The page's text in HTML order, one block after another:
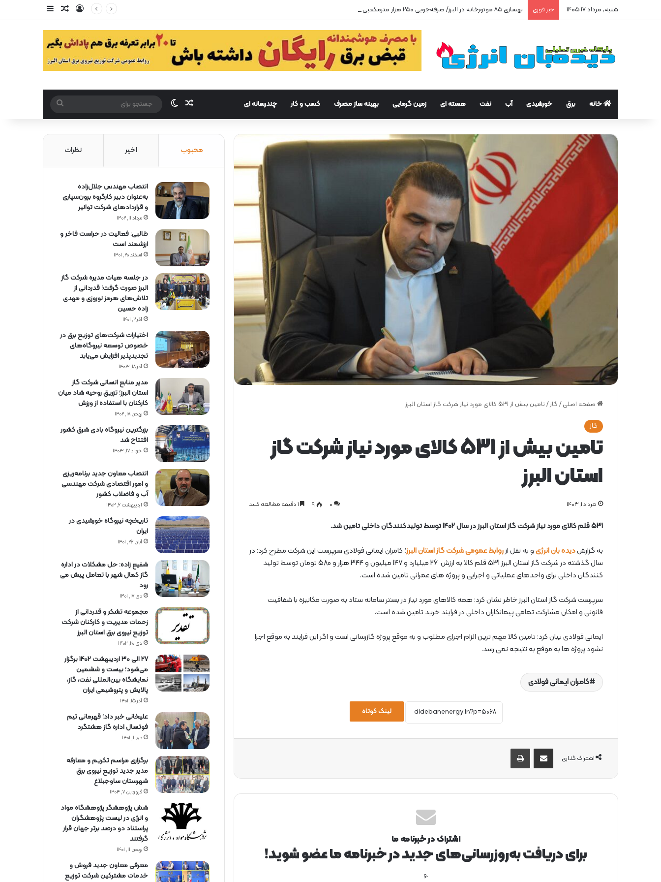
شنبه, مرداد ۱۷ ۱۴۰۵ خبر فوری بهسازی ۸۵ موتورخانه در البرز/ صرفه‌جویی ۲۵۰ هزار مترمکعبی گاز در سه ماه ورود مقاله تصادفی
خانه برق خورشیدی آب نفت هسته ای زمین گرمایی بهینه ساز مصرف کسب و کار چندرسانه ای مقاله تصادفی
تغییر پوست
برای
صفحه اصلی / گاز/ تامین بیش از 531 کالای مورد نیاز شرکت گاز استان البرز
گاز
تامین بیش از 531 کالای مورد نیاز شرکت گاز
استان البرز
مرداد ۱, ۱۴۰۳ 0 ۹
531 قلم کالای مورد نیاز شرکت گاز استان البرز در سال 1402 توسط تولیدکنندگان داخلی تامین شد.
به گزارشدیده بان انرژیو به نقل ازروابط عمومی شرکت گاز استان البرز؛ کامران ایمانی فولادی سرپرست این شرکت مطرح کرد: در
سال گذشته در شرکت گاز استان البرز 531 قلم کالا به ارزش 26 میلیارد و 147 میلیون و 344 هزار و 580 تومان توسط تولید
کنندگان داخلی برای واحدهای عملیاتی و اجرایی و پروژه های عمرانی تامین شده است.
سرپرست شرکت گاز استان البرز خاطر نشان کرد: همه کالاهای مورد نیاز در بستر سامانه ستاد به صورت مکانیزه با شفافیت
قانونی و امکان مشارکت تمامی پیمانکاران داخلی در فرایند خرید تامین شده است.
ایمانی فولادی بیان کرد: تامین کالا مهم ترین الزام اجرای مطلوب و به موقع پروژه گازرسانی است و اگر این فرایند به موقع اجرا
نشود پروژه ها به موقع به نتیجه نمی رسد.
کامران ایمانی فولادی
لینک کوتاه
اشتراک گذاری
از طریق ایمیل به اشتراک بگذارید
اشتراک در خبرنامه ما
برای دریافت به‌روزرسانی‌های جدید در خبرنامه ما عضو شوید!
.و
محبوب اخیر نظرات
انتصاب مهندس جلال‌زاده
به‌عنوان دبیر كارگروه برون‌سپاری
و قراردادهای شركت توانیر
مرداد ۱۱, ۱۴۰۲
طالبی: فعالیت در حراست فاخر و
ارزشمند است
اسفند ۲۰, ۱۴۰۱
در جلسه هیات مدیره شرکت گاز
البرز صورت گرفت؛ قدردانی از
تلاش‌های هرمز نوروزی و مهدی
زاده حسین
آذر ۲, ۱۴۰۱
اختیارات شرکت‌های توزیع برق در
خصوص توسعه نیروگاه‌های
تجدیدپذیر افزایش می‌یابد
آذر ۱۸, ۱۴۰۳
مدیر منابع انسانی شرکت گاز
استان البرز؛ تزریق روحیه شاد میان
کارکنان با استفاده از ورزش
بهمن ۱۸, ۱۴۰۲
بزرگترین نیروگاه بادی شرق کشور
افتتاح شد
خرداد ۱۷, ۱۴۰۳
انتصاب معاون جدید برنامه‌ریزی
و امور اقتصادی شرکت مهندسی
آب و فاضلاب کشور
اردیبهشت ۶, ۱۴۰۲
تاریخچه نیروگاه خورشیدی در
ایران
آبان ۲۶, ۱۴۰۱
شفیع زاده: حل مشکلات در اداره
گاز کمال شهر با تعامل پیش می
رود
دی ۱۷, ۱۴۰۱
مجموعه تشکر و قدردانی از
زحمات مدیریت و کارکنان شرکت
توزیع نیروی برق استان البرز
دی ۲۰, ۱۴۰۲
27 الی 30 اردیبهشت 1402 برگزار
می‌شود؛ بیست و ششمین
نمایشگاه بین‌المللی نفت، گاز،
پالایش و پتروشیمی ایران
آذر ۱۵, ۱۴۰۱
علیخانی خبر داد؛ قهرمانی تیم
فوتسال اداره گاز هشتگرد
دی ۱, ۱۴۰۱
برگزاری مراسم تكریم و معارفه
مدیر جدید توزیع نیروی برق
شهرستان ساوجبلاغ
فروردین ۷, ۱۴۰۴
شش پژوهشگر پژوهشگاه مواد
و انرژی در لیست پژوهشگران
پراستناد دو درصد برتر جهان قرار
گرفتند
بهمن ۱۱, ۱۴۰۱
معرفی معاون جدید فروش و
خدمات مشتركین شركت توزیع